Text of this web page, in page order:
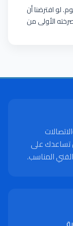
لو افترضنا أن
الأولى من
تساعدك على
المناسب.